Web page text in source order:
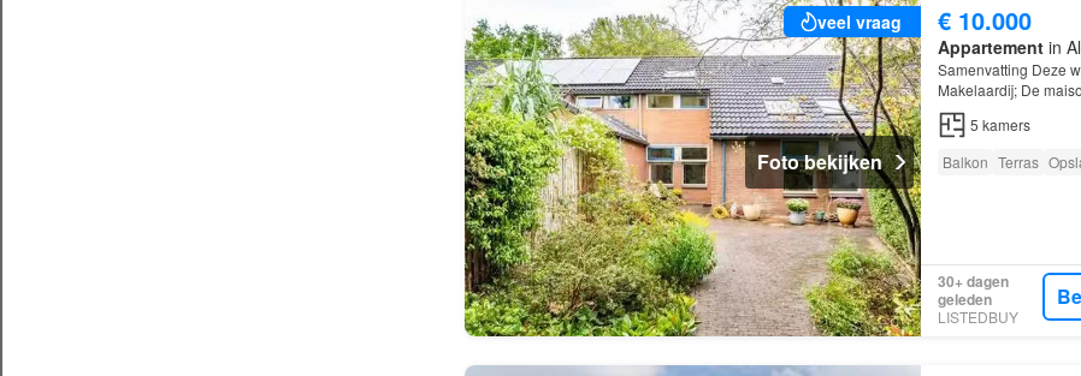
veel vraag
Foto bekijken
€ 10.000
Appartementin
Samenvatting Deze
Makelaardij; De
Almere
5 kamers
Balkon Terras
30+ dagen
geleden
LISTEDBUY